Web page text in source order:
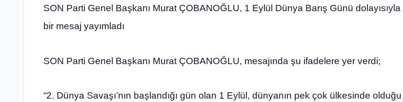
SON Parti Genel Başkanı Murat ÇOBANOĞLU, 1 Eylül Dünya Barış Günü dolayısıyla
bir mesaj yayımladı
SON Parti Genel Başkanı Murat ÇOBANOĞLU, mesajında şu ifadelere yer verdi;
“2. Dünya Savaşı’nın başlandığı gün olan 1 Eylül, dünyanın pek çok ülkesinde olduğu